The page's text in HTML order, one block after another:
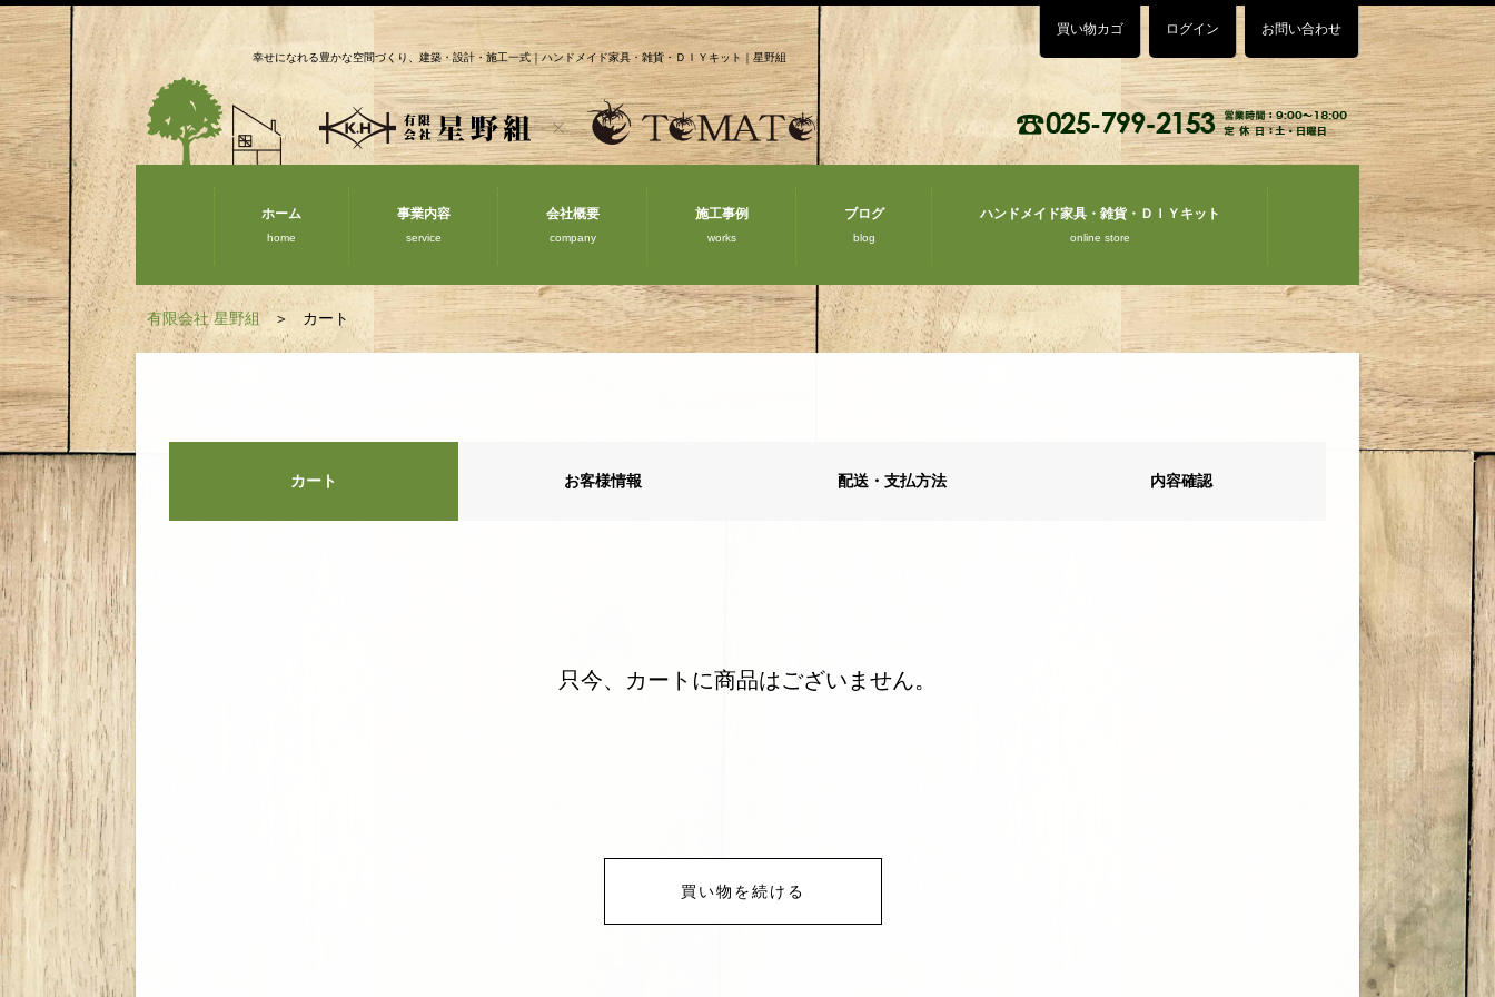
幸せになれる豊かな空間づくり、建築・設計・施工一式｜ハンドメイド家具・雑貨・ＤＩＹキット｜星野組
買い物カゴ ログイン お問い合わせ
ホーム
home
事業内容
service
会社概要
company
施工事例
works
ブログ
blog
ハンドメイド家具・雑貨・ＤＩＹキット
online store
有限会社 星野組 カート
カート お客様情報 配送・支払方法 内容確認
只今、カートに商品はございません。